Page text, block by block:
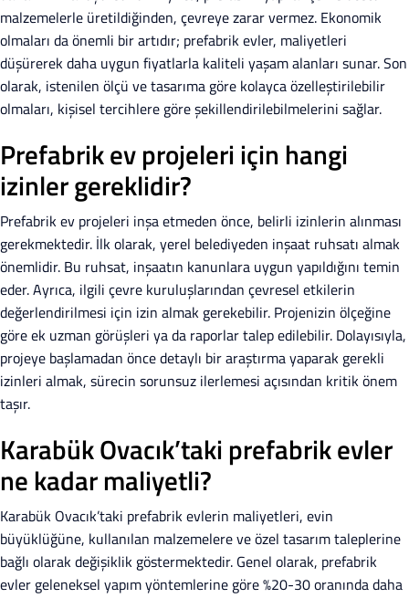
malzemelerle üretildiğinden, çevreye zarar vermez. Ekonomik
olmaları da önemli bir artıdır; prefabrik evler, maliyetleri
düşürerek daha uygun fiyatlarla kaliteli yaşam alanları sunar. Son
olarak, istenilen ölçü ve tasarıma göre kolayca özelleştirilebilir
olmaları, kişisel tercihlere göre şekillendirilebilmelerini sağlar.
Prefabrik ev projeleri için hangi
izinler gereklidir?
Prefabrik ev projeleri inşa etmeden önce, belirli izinlerin alınması
gerekmektedir. İlk olarak, yerel belediyeden inşaat ruhsatı almak
önemlidir. Bu ruhsat, inşaatın kanunlara uygun yapıldığını temin
eder. Ayrıca, ilgili çevre kuruluşlarından çevresel etkilerin
değerlendirilmesi için izin almak gerekebilir. Projenizin ölçeğine
göre ek uzman görüşleri ya da raporlar talep edilebilir. Dolayısıyla,
projeye başlamadan önce detaylı bir araştırma yaparak gerekli
izinleri almak, sürecin sorunsuz ilerlemesi açısından kritik önem
taşır.
Karabük Ovacık’taki prefabrik evler
ne kadar maliyetli?
Karabük Ovacık’taki prefabrik evlerin maliyetleri, evin
büyüklüğüne, kullanılan malzemelere ve özel tasarım taleplerine
bağlı olarak değişiklik göstermektedir. Genel olarak, prefabrik
evler geleneksel yapım yöntemlerine göre %20-30 oranında daha